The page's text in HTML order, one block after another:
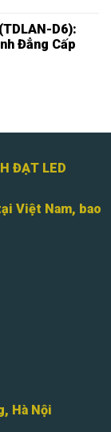
D6):
Đẳng Cấp
ĐẠT LED
Việt Nam, bao
Hà Nội